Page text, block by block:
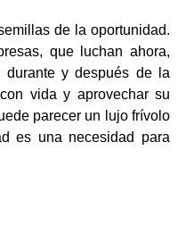
de la oportunidad.
que luchan ahora,
durante y después de la
vida y aprovechar su
parecer un lujo frívolo
es una necesidad para